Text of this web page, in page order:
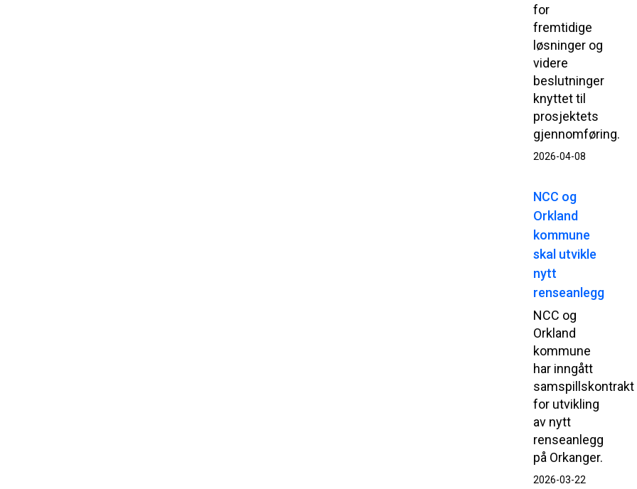
for
fremtidige
løsninger og
videre
beslutninger
knyttet til
prosjektets
gjennomføring.
2026-04-08
NCC og
Orkland
kommune
skal utvikle
nytt
renseanlegg
NCC og
Orkland
kommune
har inngått
samspillskontrakt
for utvikling
av nytt
renseanlegg
på Orkanger.
2026-03-22